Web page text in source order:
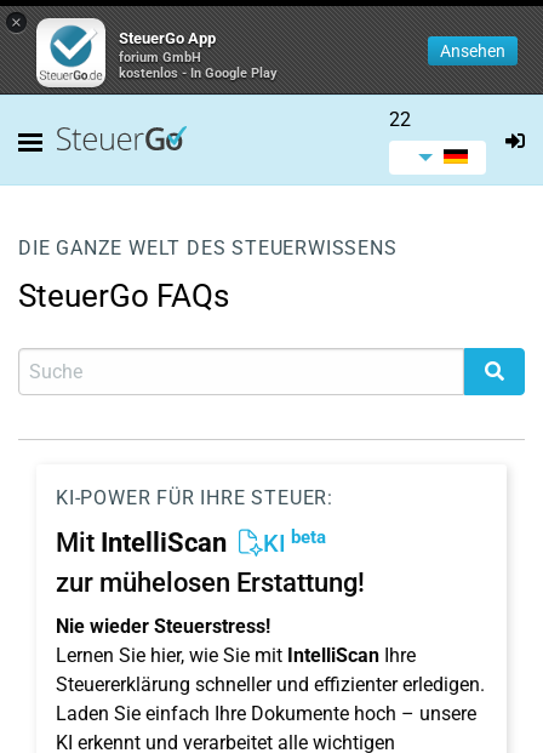
×
SteuerGo App
forium GmbH
kostenlos - In Google Play
Ansehen
22
DIE GANZE WELT DES STEUERWISSENS
SteuerGo FAQs
KI-POWER FÜR IHRE STEUER:
Mit IntelliScan KI beta
zur mühelosen Erstattung!
Nie wieder Steuerstress!
Lernen Sie hier, wie Sie mit IntelliScan Ihre
Steuererklärung schneller und effizienter erledigen.
Laden Sie einfach Ihre Dokumente hoch – unsere
KI erkennt und verarbeitet alle wichtigen